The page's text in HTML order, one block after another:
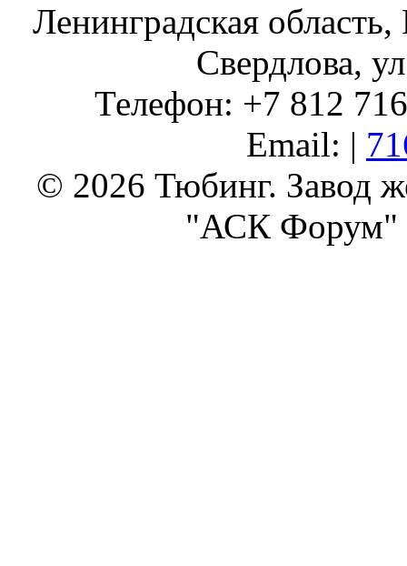
Ленинградская
Свердлова,
Телефон: +7 812
Email: |
© 2026 Тюбинг. Завод
"АСК Форум"